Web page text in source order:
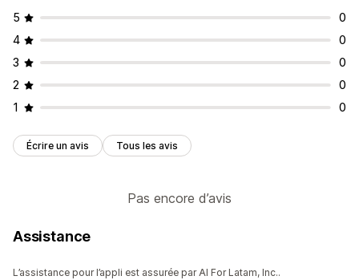
5
0
4
0
3
0
2
0
1
0
Écrire un avis Tous les avis
Pas encore d’avis
Assistance
L’assistance pour l’appli est assurée par AI For Latam, Inc..